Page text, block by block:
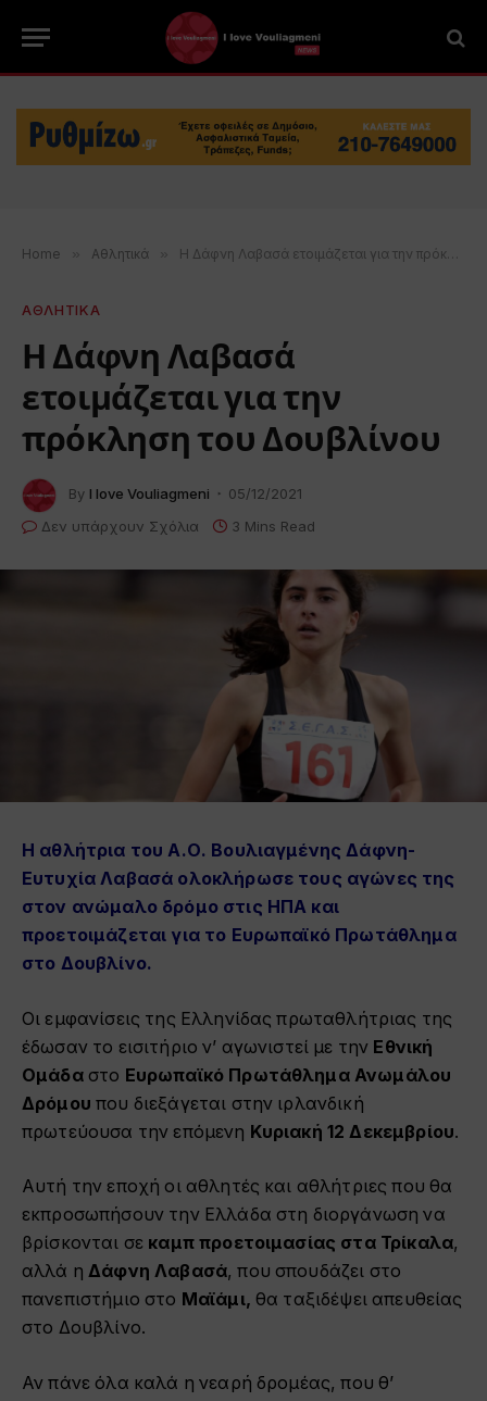
Home » Αθλητικά » Η Δάφνη Λαβασά ετοιμάζεται για την πρόκληση του Δουβλίνου
ΑΘΛΗΤΙΚΑ
Η Δάφνη Λαβασά
ετοιμάζεται για την
πρόκληση του Δουβλίνου
By I love Vouliagmeni
05/12/2021
Δεν υπάρχουν Σχόλια
3 Mins Read
Η αθλήτρια του Α.Ο. Βουλιαγμένης Δάφνη-
Ευτυχία Λαβασά ολοκλήρωσε τους αγώνες της
στον ανώμαλο δρόμο στις ΗΠΑ και
προετοιμάζεται για το Ευρωπαϊκό Πρωτάθλημα
στο Δουβλίνο.
Οι εμφανίσεις της Ελληνίδας πρωταθλήτριας της
έδωσαν το εισιτήριο ν’ αγωνιστεί με την Εθνική
Ομάδαστο Ευρωπαϊκό Πρωτάθλημα Ανωμάλου
Δρόμου που διεξάγεται στην ιρλανδική
πρωτεύουσα την επόμενη Κυριακή 12 Δεκεμβρίου.
Αυτή την εποχή οι αθλητές και αθλήτριες που θα
εκπροσωπήσουν την Ελλάδα στη διοργάνωση να
βρίσκονται σε καμπ προετοιμασίας στα Τρίκαλα,
αλλά ηΔάφνη Λαβασά, που σπουδάζει στο
πανεπιστήμιο στο Μαϊάμι, θα ταξιδέψει απευθείας
στο Δουβλίνο.
Αν πάνε όλα καλά η νεαρή δρομέας, που θ’